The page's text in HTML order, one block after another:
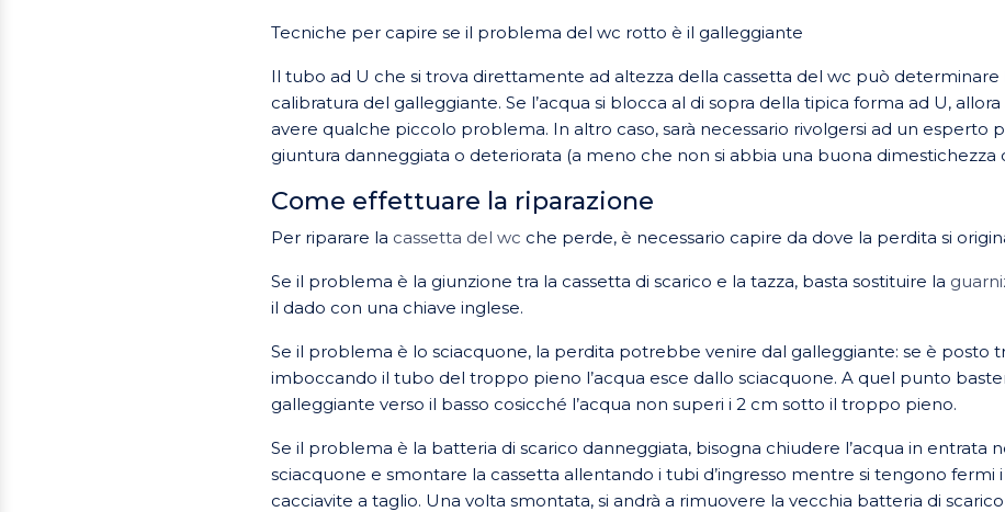
Tecniche per capire se il problema del wc rotto è il galleggiante
Il tubo ad U che si trova direttamente ad altezza della cassetta del wc può determinare
calibratura del galleggiante. Se l’acqua si blocca al di sopra della tipica forma ad U,
avere qualche piccolo problema. In altro caso, sarà necessario rivolgersi ad un esperto
giuntura danneggiata o deteriorata (a meno che non si abbia una buona dimestichezza
Come effettuare la riparazione
Per riparare la cassetta del wc che perde, è necessario capire da dove la perdita si
Se il problema è la giunzione tra la cassetta di scarico e la tazza, basta sostituire la
il dado con una chiave inglese.
Se il problema è lo sciacquone, la perdita potrebbe venire dal galleggiante: se è posto
imboccando il tubo del troppo pieno l’acqua esce dallo sciacquone. A quel punto
galleggiante verso il basso cosicché l’acqua non superi i 2 cm sotto il troppo pieno.
Se il problema è la batteria di scarico danneggiata, bisogna chiudere l’acqua in entrata
sciacquone e smontare la cassetta allentando i tubi d’ingresso mentre si tengono fermi
cacciavite a taglio. Una volta smontata, si andrà a rimuovere la vecchia batteria di